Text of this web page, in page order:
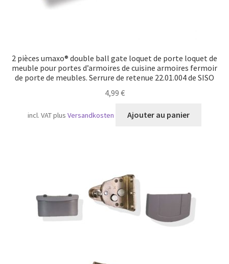
2 pièces umaxo® double ball gate loquet de porte loquet de
meuble pour portes d’armoires de cuisine armoires fermoir
de porte de meubles. Serrure de retenue 22.01.004 de SISO
4,99 €
incl. VATplusVersandkosten Ajouter au panier